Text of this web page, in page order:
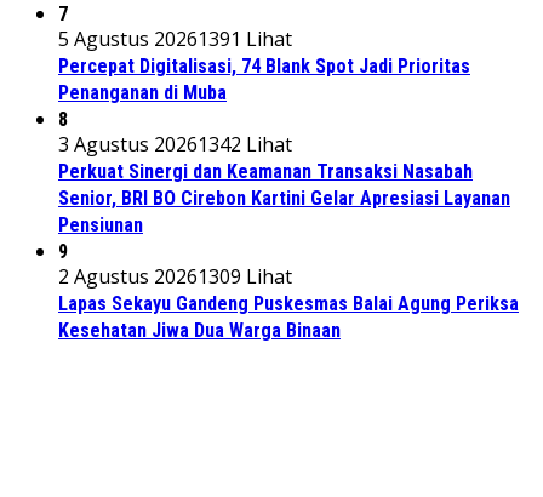
7
5 Agustus 20261391 Lihat
Percepat Digitalisasi, 74 Blank Spot Jadi Prioritas
Penanganan di Muba
8
3 Agustus 20261342 Lihat
Perkuat Sinergi dan Keamanan Transaksi Nasabah
Senior, BRI BO Cirebon Kartini Gelar Apresiasi Layanan
Pensiunan
9
2 Agustus 20261309 Lihat
Lapas Sekayu Gandeng Puskesmas Balai Agung Periksa
Kesehatan Jiwa Dua Warga Binaan